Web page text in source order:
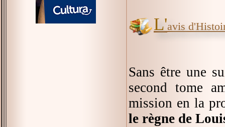
L'avis
Sans être une
second tome
mission en la
le règne de